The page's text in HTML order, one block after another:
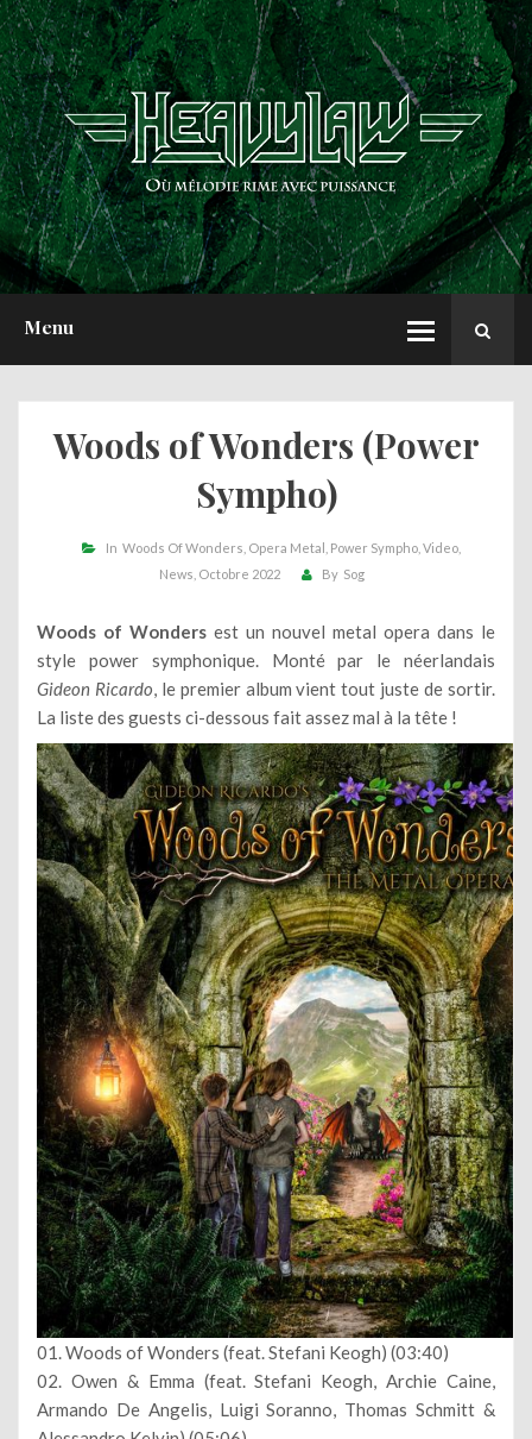
Menu
ACCUEIL
NEWS
CHRONIQUES
INTERVIEWS
REPORTS
A PROPOS
Woods of Wonders (Power
Sympho)
In Woods Of Wonders Opera Metal Power Sympho Video
News Octobre 2022 By Sog
Woods of Wonders est un nouvel metal opera dans le
style power symphonique. Monté par le néerlandais
Gideon Ricardo, le premier album vient tout juste de sortir.
La liste des guests ci-dessous fait assez mal à la tête !
01. Woods of Wonders (feat. Stefani Keogh) (03:40)
02. Owen & Emma (feat. Stefani Keogh, Archie Caine,
Armando De Angelis, Luigi Soranno, Thomas Schmitt &